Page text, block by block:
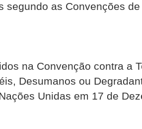
segundo as Convenções
na Convenção contra a
Desumanos ou
Unidas em 17 de